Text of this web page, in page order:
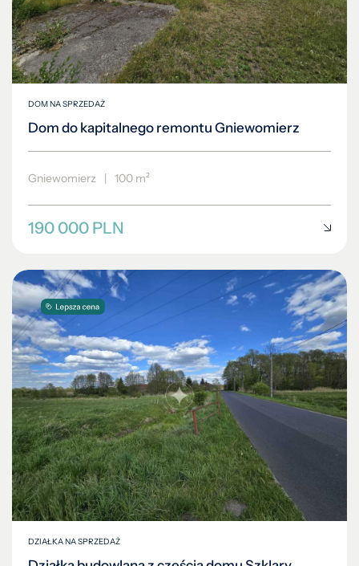
DOM NA SPRZEDAŻ
Dom do kapitalnego remontu Gniewomierz
Gniewomierz | 100 m²
190 000 PLN
DZIAŁKA NA SPRZEDAŻ